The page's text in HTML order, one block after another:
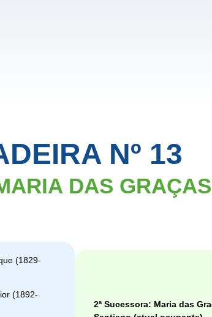
Nº 13
DAS
(1829-
(1892-
2ª Sucessora: Maria das